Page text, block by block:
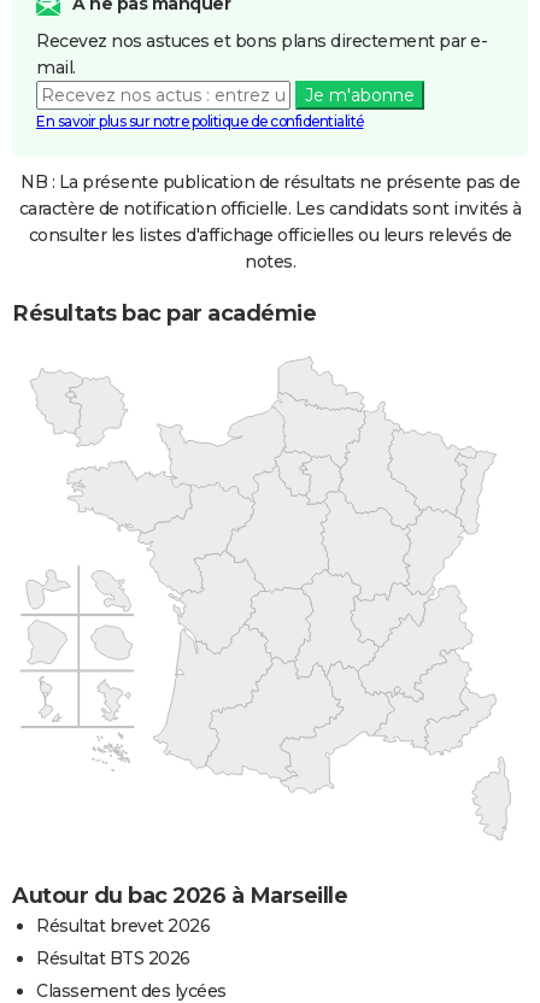
Recevez nos astuces et bons plans directement par e-
mail.
Je m'abonne
En savoir plus sur notre politique de confidentialité
NB : La présente publication de résultats ne présente pas de
caractère de notification officielle. Les candidats sont invités à
consulter les listes d'affichage officielles ou leurs relevés de
notes.
Résultats bac par académie
Autour du bac 2026 à Marseille
Résultat brevet 2026
Résultat BTS 2026
Classement des lycées